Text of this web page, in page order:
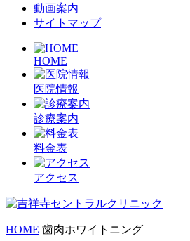
動画案内
サイトマップ
HOME
医院情報
診療案内
料金表
アクセス
HOME 歯肉ホワイトニング